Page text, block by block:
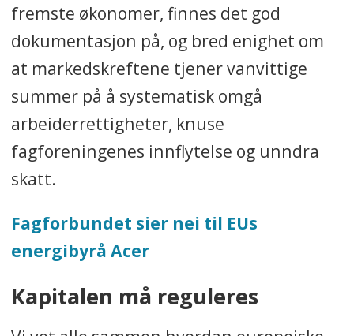
fremste økonomer, finnes det god
dokumentasjon på, og bred enighet om
at markedskreftene tjener vanvittige
summer på å systematisk omgå
arbeiderrettigheter, knuse
fagforeningenes innflytelse og unndra
skatt.
Fagforbundet sier nei til EUs
energibyrå Acer
Kapitalen må reguleres